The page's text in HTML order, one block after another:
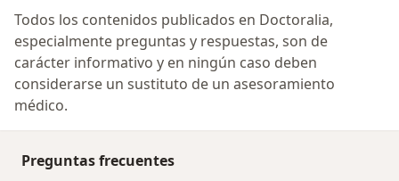
Todos los contenidos publicados en Doctoralia,
especialmente preguntas y respuestas, son de
carácter informativo y en ningún caso deben
considerarse un sustituto de un asesoramiento
médico.
Preguntas frecuentes